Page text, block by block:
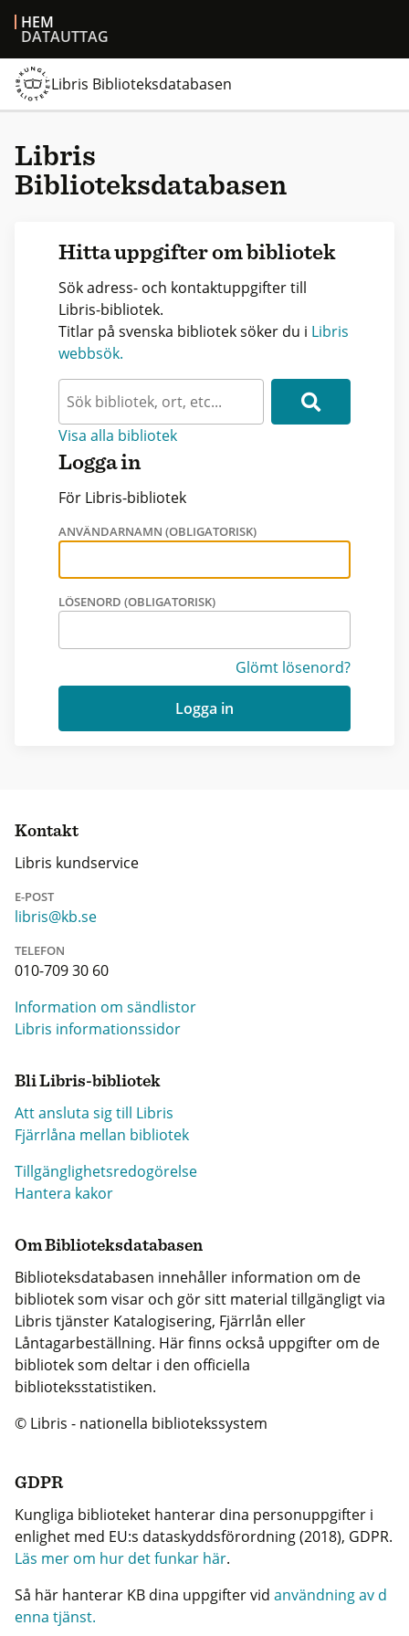
HEM
DATAUTTAG
Libris Biblioteksdatabasen
Libris
Biblioteksdatabasen
Hitta uppgifter om bibliotek
Sök adress- och kontaktuppgifter till
Libris-bibliotek.
Titlar på svenska bibliotek söker du i Libris
webbsök.
Visa alla bibliotek
Logga in
För Libris-bibliotek
ANVÄNDARNAMN (OBLIGATORISK)
LÖSENORD (OBLIGATORISK)
Glömt lösenord?
Logga in
Kontakt
Libris kundservice
E-POST
libris@kb.se
TELEFON
010-709 30 60
Information om sändlistor
Libris informationssidor
Bli Libris-bibliotek
Att ansluta sig till Libris
Fjärrlåna mellan bibliotek
Tillgänglighetsredogörelse
Hantera kakor
Om Biblioteksdatabasen
Biblioteksdatabasen innehåller information om de
bibliotek som visar och gör sitt material tillgängligt via
Libris tjänster Katalogisering, Fjärrlån eller
Låntagarbeställning. Här finns också uppgifter om de
bibliotek som deltar i den officiella
biblioteksstatistiken.
© Libris - nationella bibliotekssystem
GDPR
Kungliga biblioteket hanterar dina personuppgifter i
enlighet med EU:s dataskyddsförordning (2018), GDPR.
Läs mer om hur det funkar här.
Så här hanterar KB dina uppgifter vid användning av d
enna tjänst.